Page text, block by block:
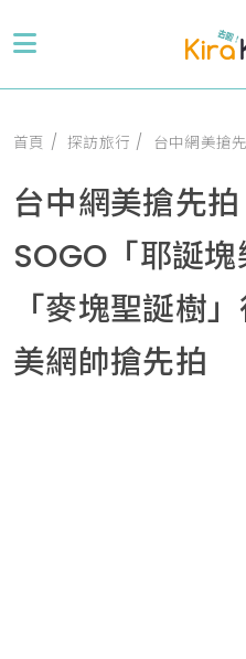
首頁 探訪旅行 台中網美搶先拍！廣三
台中網美搶先
SOGO「耶誕
「麥塊聖誕樹
美網帥搶先拍